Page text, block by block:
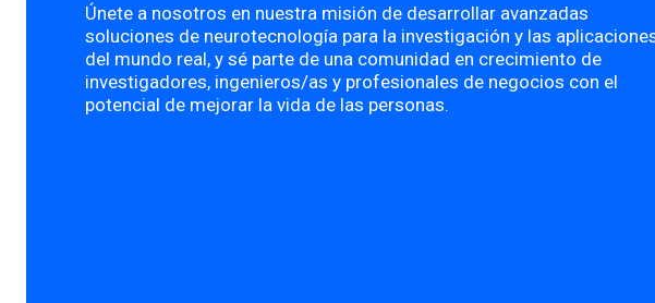
Únete a nosotros en nuestra misión de desarrollar avanzadas
soluciones de neurotecnología para la investigación y las
del mundo real, y sé parte de una comunidad en crecimiento de
investigadores, ingenieros/as y profesionales de negocios con el
potencial de mejorar la vida de las personas.